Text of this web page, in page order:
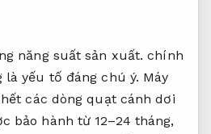
năng suất sản xuất. chính
là yếu tố đáng chú ý. Máy
các dòng quạt cánh dơi
bảo hành từ 12–24 tháng,